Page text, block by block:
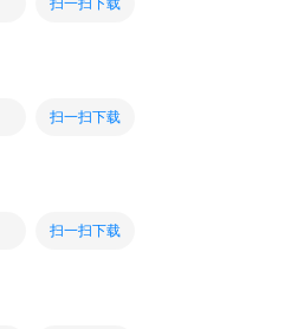
扫一扫下载
扫一扫下载